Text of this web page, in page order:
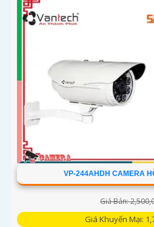
VP-244AHDH CAMERA
Giá Bán:
Giá Khuyến Mại: